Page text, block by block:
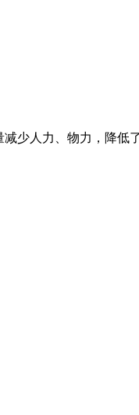
少人力、物力，降低